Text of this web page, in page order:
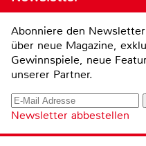
Abonniere den
über neue Magazine,
Gewinnspiele, neue
unserer Partner.
Newsletter abbestellen